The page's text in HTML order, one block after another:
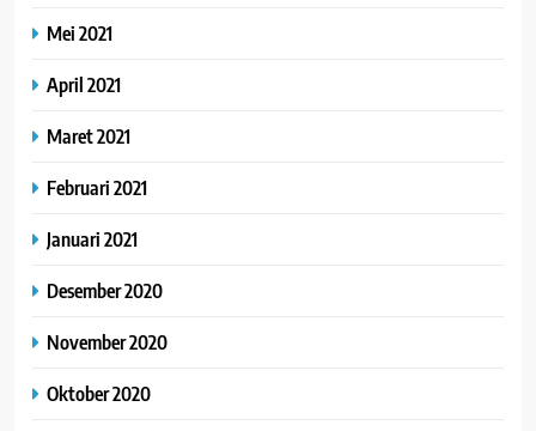
Mei 2021
April 2021
Maret 2021
Februari 2021
Januari 2021
Desember 2020
November 2020
Oktober 2020